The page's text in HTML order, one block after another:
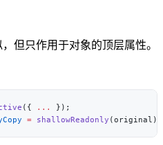
，但只作用于对象的顶层属性。
({ ...
= shallowReadonly